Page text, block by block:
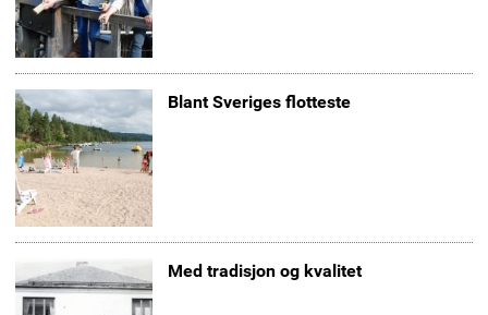
Blant Sveriges flotteste
Med tradisjon og kvalitet